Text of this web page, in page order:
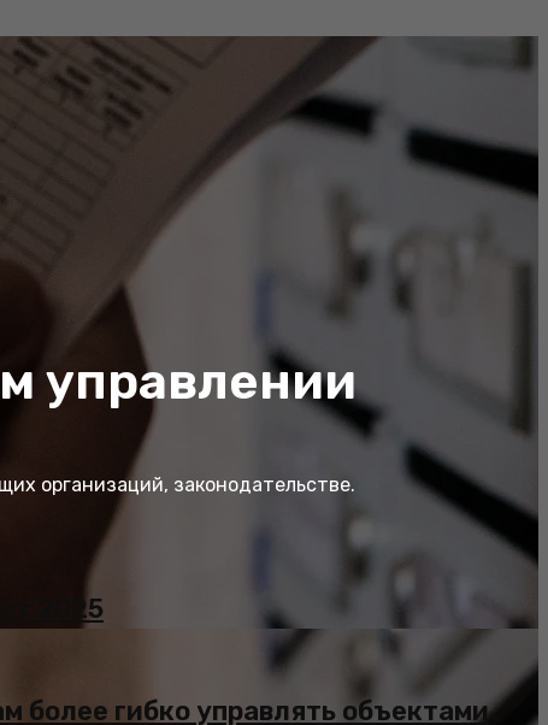
управлении
организаций, законодательстве.
2025
более гибко управлять объектами